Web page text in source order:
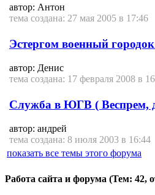
автор: Антон
тема создана: 27 мая 2005 в 17:46
Эстергом военный
автор: Денис
тема создана: 17 февраля 2008 в
Служба в ЮГВ ( Веспрем,
автор: андрей
тема создана: 8 июля 2003 в 16:44
показать все темы этого форума
Работа сайта и форума (Тем: 42,